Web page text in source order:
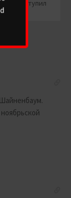
Наступил